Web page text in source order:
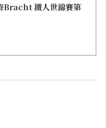
Bracht 鐵人世錦賽第